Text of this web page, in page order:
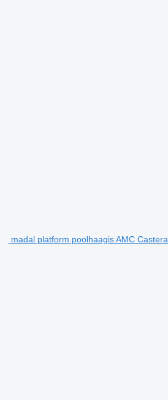
madal platform poolhaagis AMC Castera